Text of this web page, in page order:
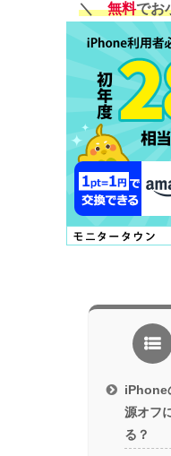
＼無料でお
iPhone
源オフ
る？